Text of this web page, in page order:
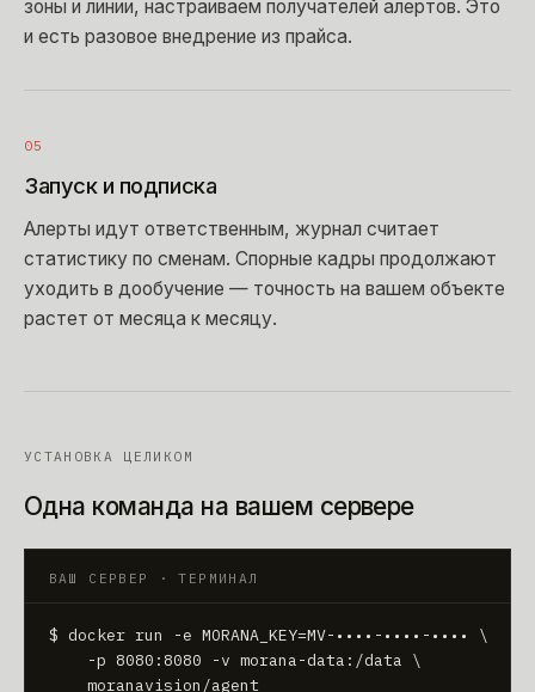
зоны и линии, настраиваем получателей алертов. Это
и есть разовое внедрение из прайса.
05
Запуск и подписка
Алерты идут ответственным, журнал считает
статистику по сменам. Спорные кадры продолжают
уходить в дообучение — точность на вашем объекте
растет от месяца к месяцу.
УСТАНОВКА ЦЕЛИКОМ
Одна команда на вашем сервере
ВАШ СЕРВЕР · ТЕРМИНАЛ
$ docker run -e MORANA_KEY=MV-••••-••••-•••• \
    -p 8080:8080 -v morana-data:/data \
    moranavision/agent